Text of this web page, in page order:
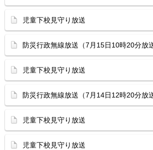
児童下校見守り放送
防災行政無線放送（7月15日10時20分放送
児童下校見守り放送
防災行政無線放送（7月14日12時20分放送
児童下校見守り放送
児童下校見守り放送